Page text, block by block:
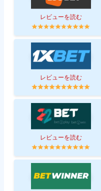
レビューを読む
レビューを読む
レビューを読む